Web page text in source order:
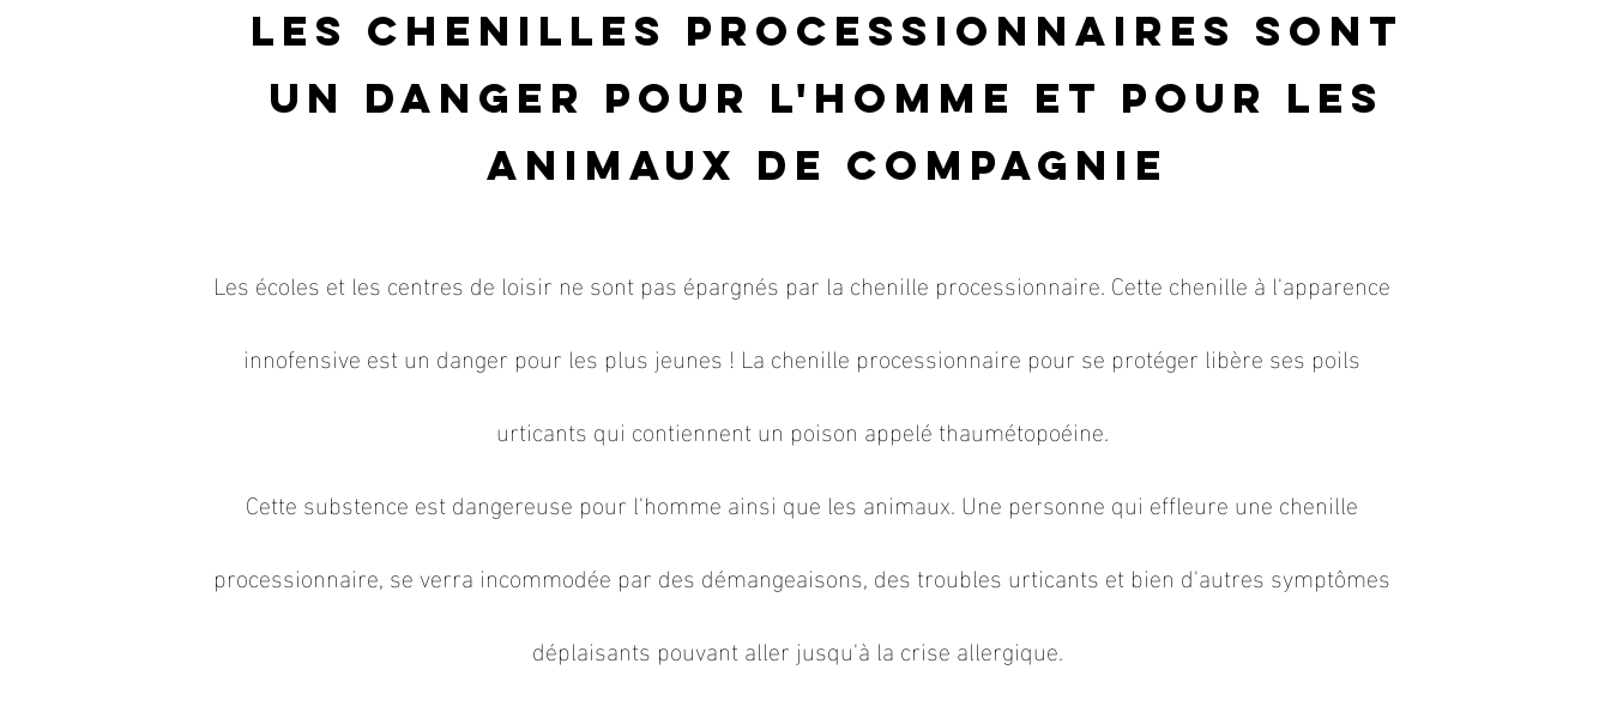
Les chenilles processionnaires sont
un danger pour l'homme et pour les
animaux de compagnie
Les écoles et les centres de loisir ne sont pas épargnés par la chenille processionnaire. Cette chenille à l'apparence
innofensive est un danger pour les plus jeunes ! La chenille processionnaire pour se protéger libère ses poils
urticants qui contiennent un poison appelé thaumétopoéine.
Cette substence est dangereuse pour l'homme ainsi que les animaux. Une personne qui effleure une chenille
processionnaire, se verra incommodée par des démangeaisons, des troubles urticants et bien d'autres symptômes
déplaisants pouvant aller jusqu'à la crise allergique.